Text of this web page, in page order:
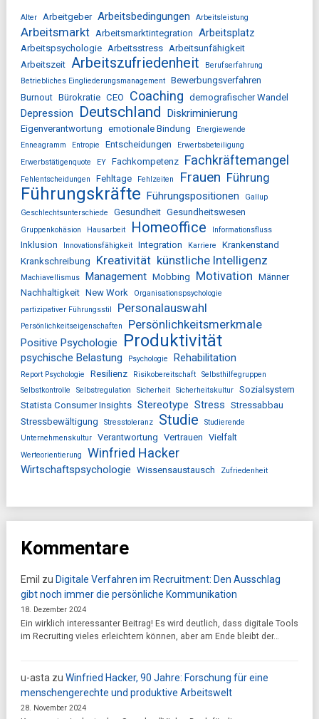
Alter Arbeitgeber Arbeitsbedingungen Arbeitsleistung
Arbeitsmarkt Arbeitsmarktintegration Arbeitsplatz
Arbeitspsychologie Arbeitsstress
Arbeitsunfähigkeit
Arbeitszeit
Arbeitszufriedenheit
Berufserfahrung
Betriebliches Eingliederungsmanagement
Bewerbungsverfahren
Burnout Bürokratie CEO Coaching demografischer Wandel
Depression Deutschland Diskriminierung
Eigenverantwortung emotionale Bindung
Energiewende
Enneagramm
Entropie Entscheidungen
Erwerbsbeteiligung
Erwerbstätigenquote
EY Fachkompetenz Fachkräftemangel
Fehlentscheidungen Fehltage Fehlzeiten Frauen Führung
Führungskräfte Führungspositionen
Gallup
Geschlechtsunterschiede
Gesundheit Gesundheitswesen
Gruppenkohäsion Hausarbeit Homeoffice Informationsfluss
Inklusion Innovationsfähigkeit Integration Karriere
Krankenstand
Krankschreibung
Kreativität künstliche Intelligenz
Machiavellismus Management Mobbing Motivation Männer
Nachhaltigkeit New Work
Organisationspsychologie
partizipativer Führungsstil
Personalauswahl
Persönlichkeitseigenschaften Persönlichkeitsmerkmale
Positive Psychologie Produktivität
psychische Belastung Psychologie Rehabilitation
Report Psychologie Resilienz Risikobereitschaft
Selbsthilfegruppen
Selbstkontrolle
Selbstregulation Sicherheit Sicherheitskultur
Sozialsystem
Statista Consumer Insights Stereotype Stress Stressabbau
Stressbewältigung
Stresstoleranz Studie
Studierende
Unternehmenskultur
Verantwortung Vertrauen Vielfalt
Werteorientierung Winfried Hacker
Wirtschaftspsychologie Wissensaustausch Zufriedenheit
Kommentare
Emil zu Digitale Verfahren im Recruitment: Den Ausschlag
gibt noch immer die persönliche Kommunikation
18. Dezember 2024
Ein wirklich interessanter Beitrag! Es wird deutlich, dass digitale Tools
im Recruiting vieles erleichtern können, aber am Ende bleibt der…
u-asta zu Winfried Hacker, 90 Jahre: Forschung für eine
menschengerechte und produktive Arbeitswelt
28. November 2024